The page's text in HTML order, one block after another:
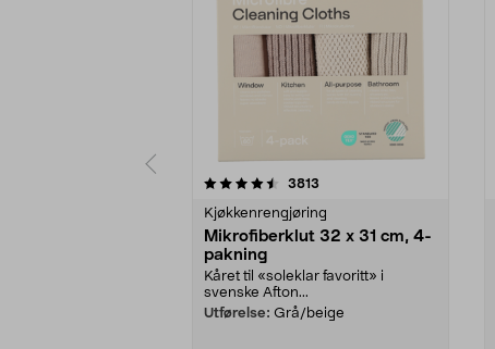
3813
Kjøkkenrengjøring
Mikrofiberklut 32 x 31 cm, 4-
pakning
Kåret til «soleklar favoritt» i
svenske Afton...
Utførelse: Grå/beige
4.5av 5 stjerner